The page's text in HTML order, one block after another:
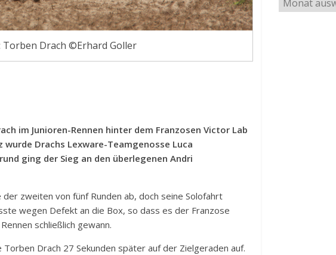
Torben Drach ©Erhard Goller
im Junioren-Rennen hinter dem Franzosen Victor Lab
Drachs Lexware-Teamgenosse Luca
ging der Sieg an den überlegenen Andri
zweiten von fünf Runden ab, doch seine Solofahrt
wegen Defekt an die Box, so dass es der Franzose
schließlich gewann.
Drach 27 Sekunden später auf der Zielgeraden auf.